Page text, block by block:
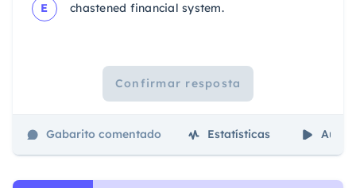
E chastened financial system.
Confirmar resposta
Gabarito comentado Estatísticas Aulas